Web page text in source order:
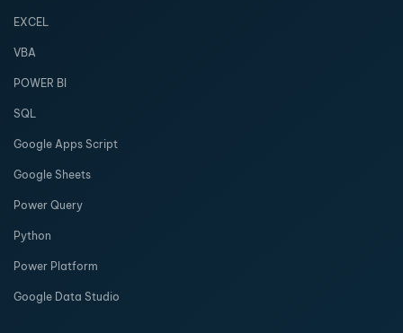
EXCEL
VBA
POWER BI
SQL
Google Apps Script
Google Sheets
Power Query
Python
Power Platform
Google Data Studio